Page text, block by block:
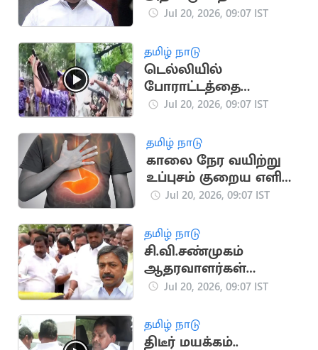
சபாநாயகராக
Jul 20, 2026, 09:07 IST
தமிழ் நாடு
டெல்லியில்
போராட்டத்தை
கலைக்க கண்ணீர்
Jul 20, 2026, 09:07 IST
தமிழ் நாடு
காலை நேர வயிற்று
உப்புசம் குறைய எளிய
வீட்டு வைத்தியங்கள்!
Jul 20, 2026, 09:07 IST
தமிழ் நாடு
சி.வி.சண்முகம்
ஆதரவாளர்கள்
கூண்டோடு
Jul 20, 2026, 09:07 IST
தமிழ் நாடு
திடீர் மயக்கம்..